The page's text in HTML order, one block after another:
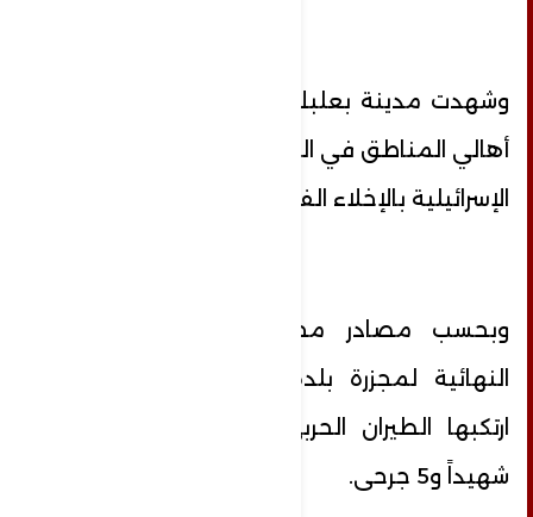
وشهدت مدينة بعلبك نزوح عدد كبير من
أهالي المناطق في المدينة بعد التهديدات
الإسرائيلية بالإخلاء الفوري.
وبحسب مصادر محلية، فإن الحصيلة
النهائية لمجزرة بلدة بيت صليبي التي
شهيداً و5 جرحى.